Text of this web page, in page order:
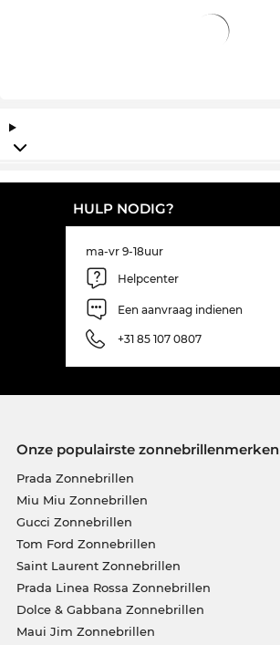
HULP NODIG?
ma-vr 9-18uur
Helpcenter
Een aanvraag indienen
+31 85 107 0807
Onze populairste zonnebrillenmerken
Prada Zonnebrillen
Miu Miu Zonnebrillen
Gucci Zonnebrillen
Tom Ford Zonnebrillen
Saint Laurent Zonnebrillen
Prada Linea Rossa Zonnebrillen
Dolce & Gabbana Zonnebrillen
Maui Jim Zonnebrillen